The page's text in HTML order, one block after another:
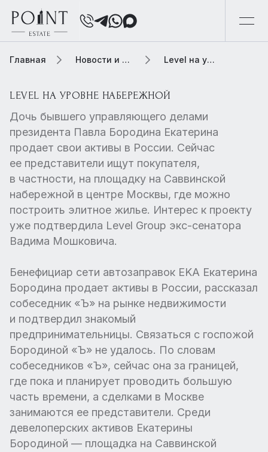
Главная Новости и обзоры Level на уровне набережной
LEVEL НА УРОВНЕ НАБЕРЕЖНОЙ
Дочь бывшего управляющего делами
президента Павла Бородина Екатерина
продает свои активы в России. Сейчас
ее представители ищут покупателя,
в частности, на площадку на Саввинской
набережной в центре Москвы, где можно
построить элитное жилье. Интерес к проекту
уже подтвердила Level Group экс-сенатора
Вадима Мошковича.
Бенефициар сети автозаправок EKA Екатерина
Бородина продает активы в России, рассказал
собеседник «Ъ» на рынке недвижимости
и подтвердил знакомый
предпринимательницы. Связаться с госпожой
Бородиной «Ъ» не удалось. По словам
собеседников «Ъ», сейчас она за границей,
где пока и планирует проводить большую
часть времени, а сделками в Москве
занимаются ее представители. Среди
девелоперских активов Екатерины
Бородиной — площадка на Саввинской